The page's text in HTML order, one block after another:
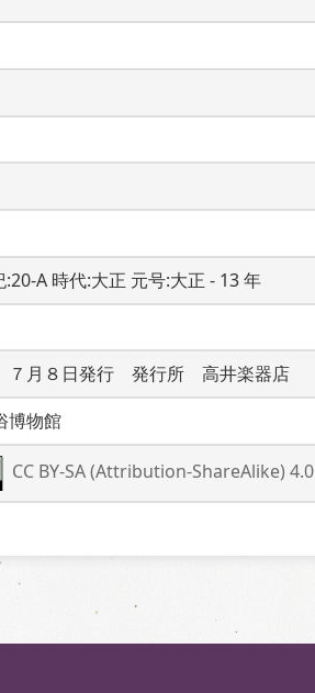
A 時代:大正 元号:大正 - 13 年
７月８日発行　発行所　高井楽器店
博物館
CC BY-SA (Attribution-ShareAlike) 4.0